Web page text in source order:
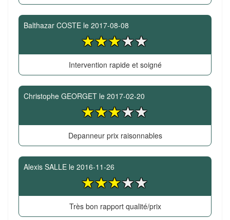
Balthazar COSTE le 2017-08-08
Intervention rapide et soigné
Christophe GEORGET le 2017-02-20
Depanneur prix raisonnables
Alexis SALLE le 2016-11-26
Très bon rapport qualité/prix